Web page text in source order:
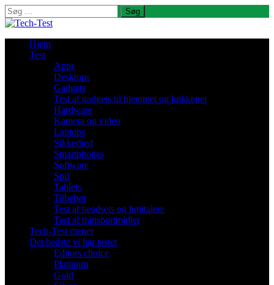
Søg
efter:
Hjem
Test
Apps
Desktops
Gadgets
Test af gadgets til hjemmet og køkkenet
Hardware
Kamera og video
Laptops
Sikkerhed
Smartphones
Software
Spil
Tablets
Tilbehør
Test af headsets og højttalere
Test af transportmidler
Tech-Test mener
Det bedste vi har testet
Editors choice
Platinum
Gold